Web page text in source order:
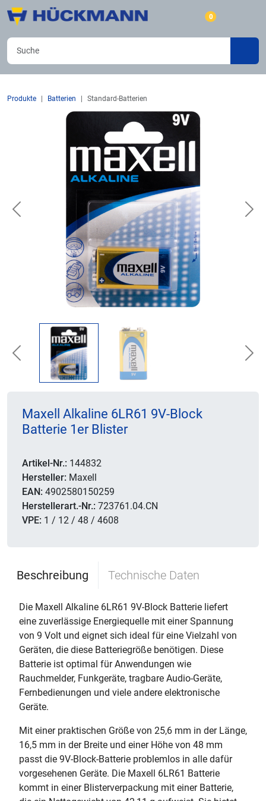
0
Produkte Batterien Standard-Batterien
Previous
Previous
Maxell Alkaline 6LR61 9V-Block
Batterie 1er Blister
Artikel-Nr.: 144832
Hersteller: Maxell
EAN: 4902580150259
Herstellerart.-Nr.: 723761.04.CN
VPE: 1 / 12 / 48 / 4608
Beschreibung Technische Daten
Die Maxell Alkaline 6LR61 9V-Block Batterie liefert
eine zuverlässige Energiequelle mit einer Spannung
von 9 Volt und eignet sich ideal für eine Vielzahl von
Geräten, die diese Batteriegröße benötigen. Diese
Batterie ist optimal für Anwendungen wie
Rauchmelder, Funkgeräte, tragbare Audio-Geräte,
Fernbedienungen und viele andere elektronische
Geräte.
Mit einer praktischen Größe von 25,6 mm in der Länge,
16,5 mm in der Breite und einer Höhe von 48 mm
passt die 9V-Block-Batterie problemlos in alle dafür
vorgesehenen Geräte. Die Maxell 6LR61 Batterie
kommt in einer Blisterverpackung mit einer Batterie,